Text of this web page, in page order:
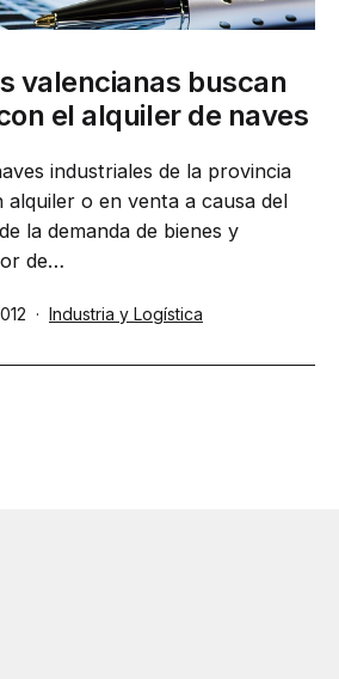
valencianas buscan
el alquiler de naves
industriales de la provincia
alquiler o en venta a causa del
la demanda de bienes y
de…
Categorizado
Industria y Logística